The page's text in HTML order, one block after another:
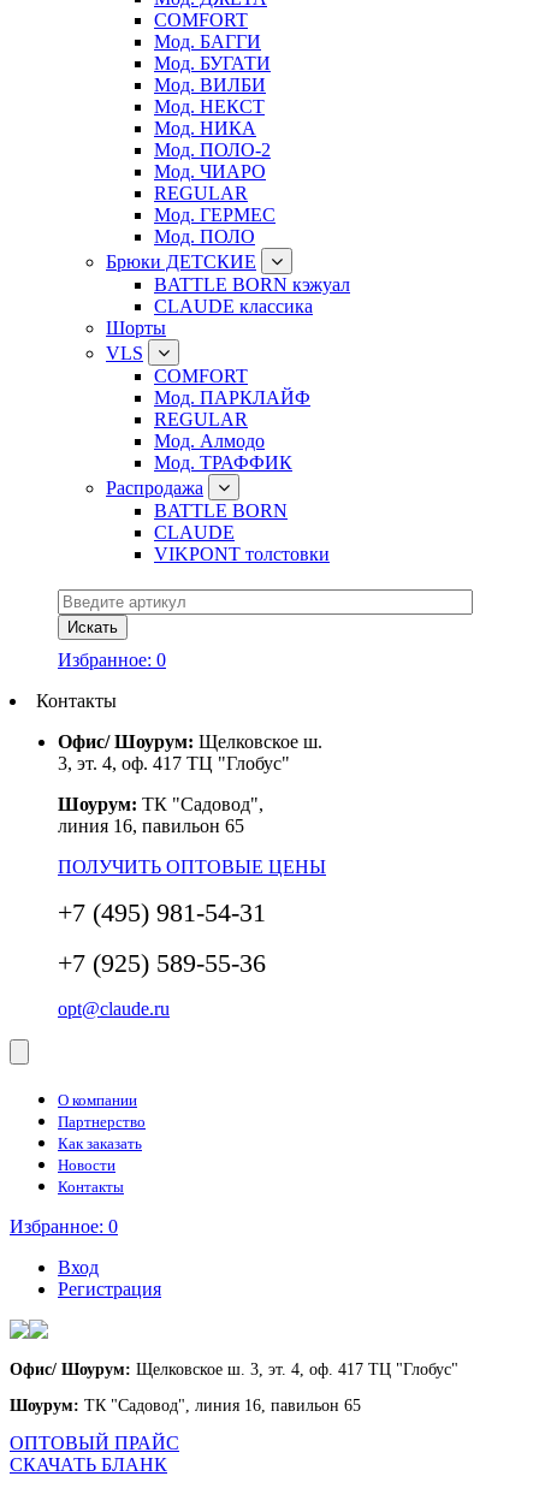
COMFORT
Мод. БАГГИ
Мод. БУГАТИ
Мод. ВИЛБИ
Мод. НЕКСТ
Мод. НИКА
Мод. ПОЛО-2
Мод. ЧИАРО
REGULAR
Мод. ГЕРМЕС
Мод. ПОЛО
Брюки ДЕТСКИЕ
BATTLE BORN кэжуал
CLAUDE классика
Шорты
VLS
COMFORT
Мод. ПАРКЛАЙФ
REGULAR
Мод. Алмодо
Мод. ТРАФФИК
Распродажа
BATTLE BORN
CLAUDE
VIKPONT толстовки
Избранное: 0
Контакты
Офис/ Шоурум: Щелковское ш.
3, эт. 4, оф. 417 ТЦ "Глобус"
Шоурум: ТК "Садовод",
линия 16, павильон 65
ПОЛУЧИТЬ ОПТОВЫЕ ЦЕНЫ
+7 (495) 981-54-31
+7 (925) 589-55-36
opt@claude.ru
О компании
Партнерство
Как заказать
Новости
Контакты
Избранное: 0
Вход
Регистрация
Офис/ Шоурум: Щелковское ш. 3, эт. 4, оф. 417 ТЦ "Глобус"
Шоурум: ТК "Садовод", линия 16, павильон 65
ОПТОВЫЙ ПРАЙС
СКАЧАТЬ БЛАНК